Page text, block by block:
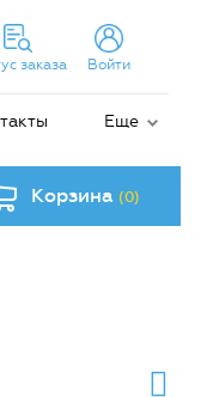
заказа Войти
Еще
Корзина (0)